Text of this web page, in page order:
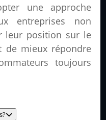
une approche
entreprises non
leur position sur le
de mieux répondre
toujours